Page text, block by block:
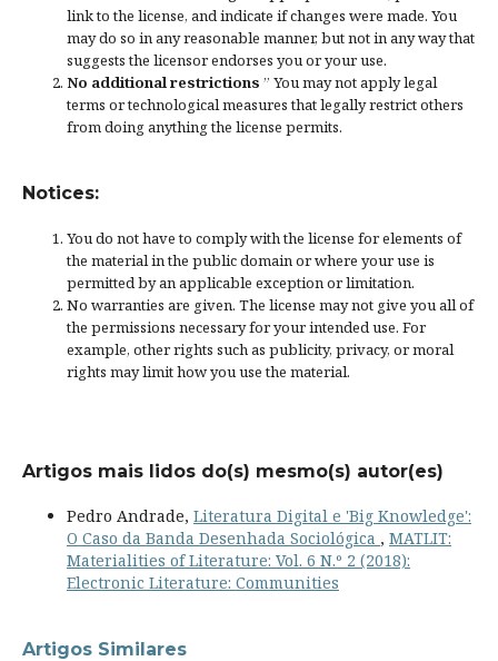
link to the license, and indicate if changes were made. You
may do so in any reasonable manner, but not in any way that
suggests the licensor endorses you or your use.
No additional restrictions ” You may not apply legal
terms ortechnological measuresthat legally restrict others
from doing anything the license permits.
Notices:
You do not have to comply with the license for elements of
the material in the public domain or where your use is
permitted by an applicable exception or limitation.
No warranties are given. The license may not give you all of
the permissions necessary for your intended use. For
example, other rights such as publicity, privacy, or moral
rights may limit how you use the material.
Artigos mais lidos do(s) mesmo(s) autor(es)
Pedro Andrade, Literatura Digital e 'Big Knowledge':
O Caso da Banda Desenhada Sociológica , MATLIT:
Materialities of Literature: Vol. 6 N.º 2 (2018):
Electronic Literature: Communities
Artigos Similares